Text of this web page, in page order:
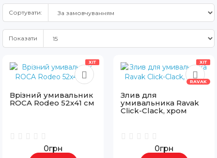
Сортувати:
Показати
ХІТ
Врізний умивальник
ROCA Rodeo 52х41 см
0грн
ХІТ
RAVAK
Злив для
умивальника Ravak
Click-Clack, хром
0грн